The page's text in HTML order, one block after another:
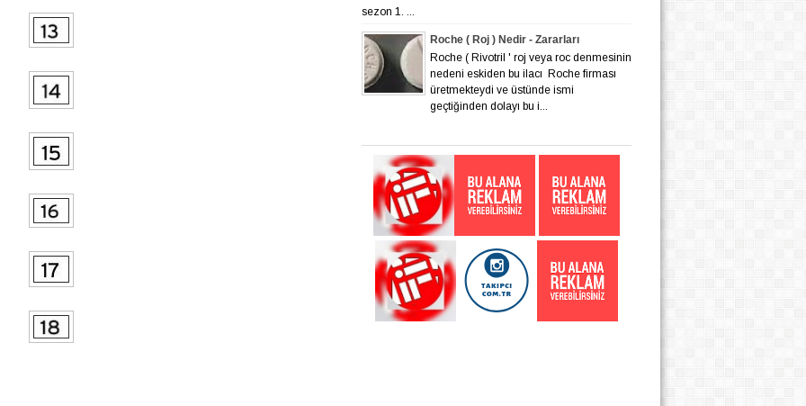
sezon 1. ...
Roche ( Roj ) Nedir - Zararları
Roche ( Rivotril ' roj veya roc denmesinin
nedeni eskiden bu ilacı Roche firması
üretmekteydi ve üstünde ismi
geçtiğinden dolayı bu i...